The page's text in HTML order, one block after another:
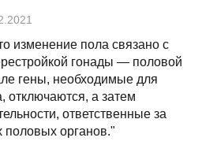
изменение пола связано с
гонады — половой
гены, необходимые для
отключаются, а затем
ответственные за
органов."